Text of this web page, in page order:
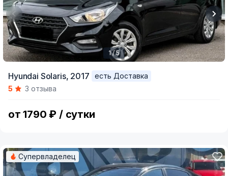
of
1 / 5
Hyundai Solaris, 2017
есть Доставка
5
3 отзыва
от 1790 ₽ / сутки
Супервладелец